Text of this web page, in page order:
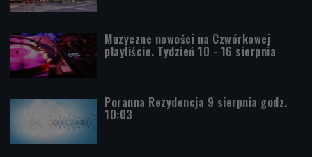
Muzyczne nowości na Czwórkowej
playliście. Tydzień 10 - 16 sierpnia
Poranna Rezydencja 9 sierpnia godz.
10:03